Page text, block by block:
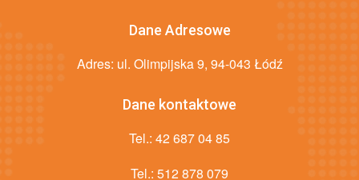
Dane Adresowe
Adres: ul. Olimpijska 9, 94-043 Łódź
Dane kontaktowe
Tel.: 42 687 04 85
Tel.: 512 878 079